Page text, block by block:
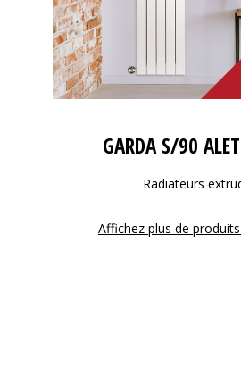
GARDA S/90
Radiateurs
Affichez plus de